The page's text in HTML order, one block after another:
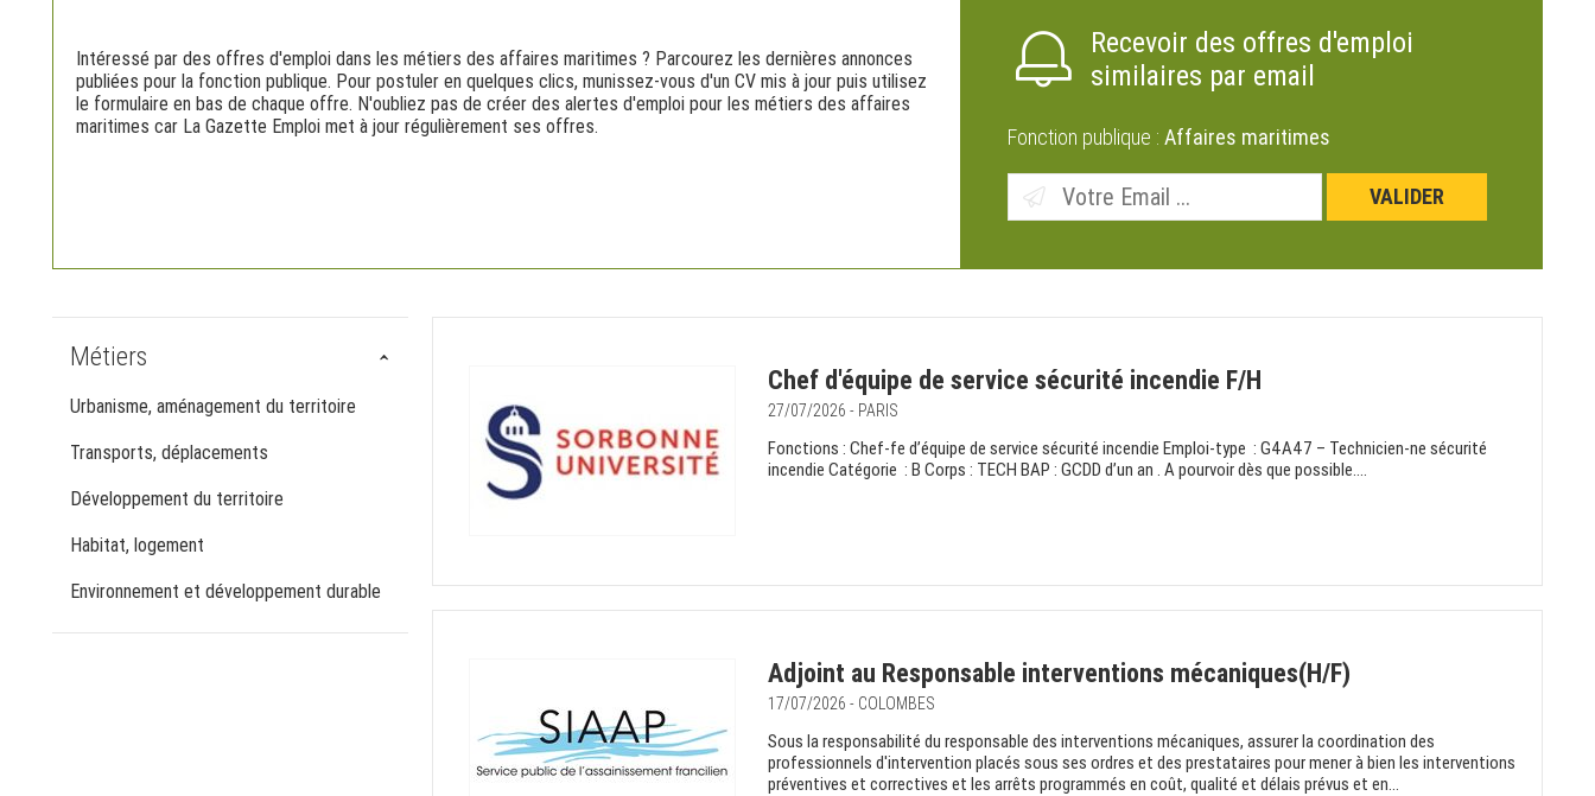
Intéressé par des offres d'emploi dans les métiers des affaires maritimes ? Parcourez les dernières annonces
publiées pour la fonction publique. Pour postuler en quelques clics, munissez-vous d'un CV mis à jour puis utilisez
le formulaire en bas de chaque offre. N'oubliez pas de créer des alertes d'emploi pour les métiers des affaires
maritimes car La Gazette Emploi met à jour régulièrement ses offres.
Recevoir des offres d'emploi
similaires par email
Fonction publique : Affaires maritimes
Métiers
Urbanisme, aménagement du territoire
Transports, déplacements
Développement du territoire
Habitat, logement
Environnement et développement durable
Chef d'équipe de service sécurité incendie F/H
27/07/2026 - PARIS
Fonctions : Chef-fe d’équipe de service sécurité incendie Emploi-type : G4A47 – Technicien-ne sécurité
incendie Catégorie : B Corps : TECH BAP : GCDD d’un an . A pourvoir dès que possible....
Adjoint au Responsable interventions mécaniques(H/F)
17/07/2026 - COLOMBES
Sous la responsabilité du responsable des interventions mécaniques, assurer la coordination des
professionnels d'intervention placés sous ses ordres et des prestataires pour mener à bien les interventions
préventives et correctives et les arrêts programmés en coût, qualité et délais prévus et en...